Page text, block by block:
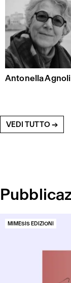
Antonella
VEDI TUTTO →
MIMESIS EDIZIONI